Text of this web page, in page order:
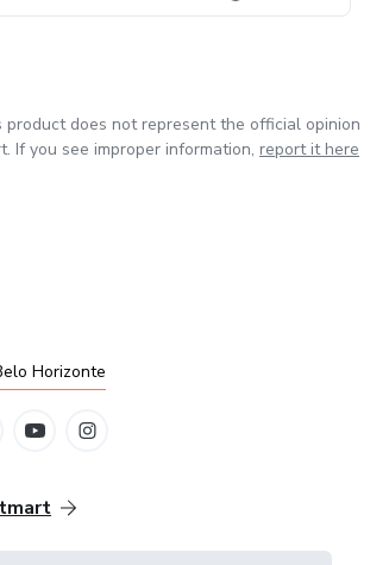
does not represent the official opinion
If you see improper information, report it here
Horizonte